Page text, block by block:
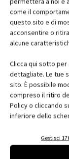
come il
questo sito e di
acconsentire o
alcune
Clicca qui sotto
dettagliate. Le tue
sito. È possibile
compreso il ritiro
Policy o cliccando
inferiore dello
Gestisci
Il controlloa
l’elemento chiave
soluzione software
nell’infrastruttura
alle normative
sanzionatorio per
onerosi in
ignorarne i
puzzle della
informatici. Non
alcuna rilevanza